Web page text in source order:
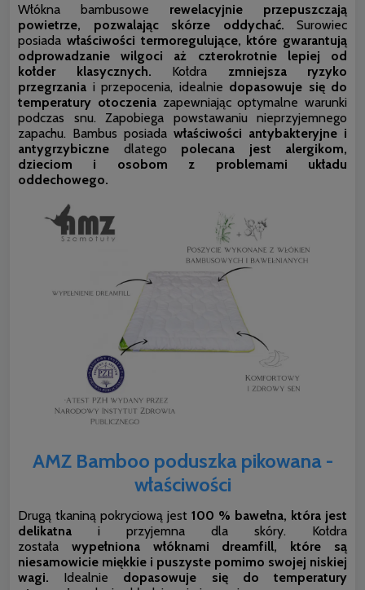
Włókna bambusowe rewelacyjnie przepuszczają
powietrze, pozwalając skórze oddychać. Surowiec
posiada właściwości termoregulujące, które gwarantują
odprowadzanie wilgoci aż czterokrotnie lepiej od
kołder klasycznych. Kołdra zmniejsza ryzyko
przegrzania i przepocenia, idealnie dopasowuje się do
temperatury otoczeniazapewniając optymalne warunki
podczas snu. Zapobiega powstawaniu nieprzyjemnego
zapachu. Bambus posiada właściwości antybakteryjne i
antygrzybiczne dlatego polecana jest alergikom,
dzieciom i osobom z problemami układu
oddechowego.
AMZ Bamboo poduszka pikowana -
właściwości
Drugą tkaniną pokryciową jest 100 % bawełna, która jest
delikatna i przyjemna dla skóry. Kołdra
została wypełniona włóknami dreamfill, które są
niesamowicie miękkie i puszyste pomimo swojej niskiej
wagi. Idealnie dopasowuje się do temperatury